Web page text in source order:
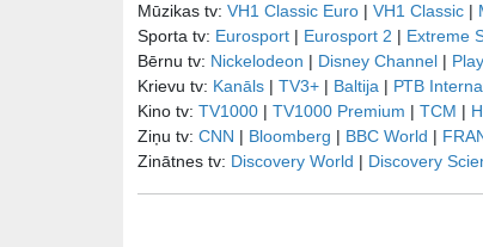
Mūzikas tv: VH1 Classic Euro | VH1 Classic |
Sporta tv: Eurosport | Eurosport 2 | Extreme
Bērnu tv: Nickelodeon | Disney Channel |
Krievu tv: Kanāls | TV3+ | Baltija | РТB
Kino tv: TV1000 | TV1000 Premium | TCM |
Ziņu tv: CNN | Bloomberg | BBC World |
Zinātnes tv: Discovery World | Discovery